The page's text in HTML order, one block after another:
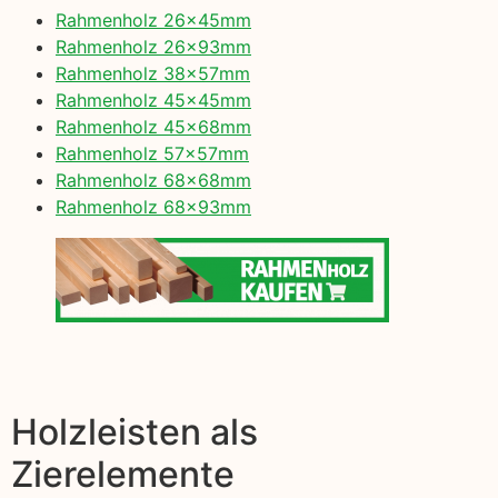
Rahmenholz 26x45mm
Rahmenholz 26x93mm
Rahmenholz 38x57mm
Rahmenholz 45x45mm
Rahmenholz 45x68mm
Rahmenholz 57x57mm
Rahmenholz 68x68mm
Rahmenholz 68x93mm
Holzleisten als
Zierelemente